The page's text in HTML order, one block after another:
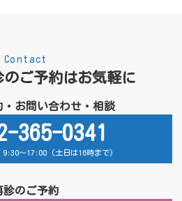
のご予約はお気軽に
Contact
・お問い合わせ・相談
365-0341
9:30～17:00 (土日は16時まで)
診のご予約